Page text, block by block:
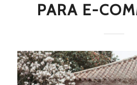
PARA E-